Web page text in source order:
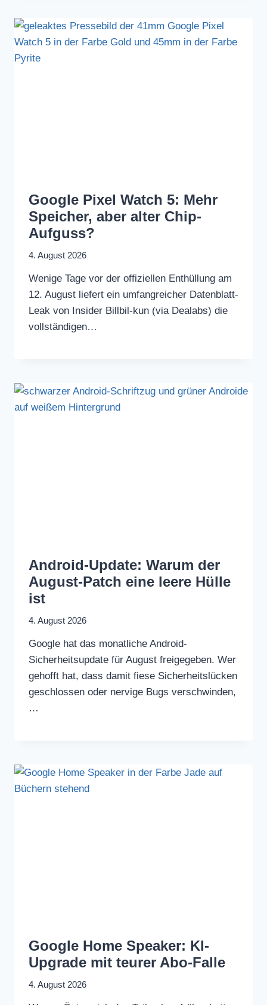
Google Pixel Watch 5: Mehr
Speicher, aber alter Chip-
Aufguss?
4. August 2026
Wenige Tage vor der offiziellen Enthüllung am
12. August liefert ein umfangreicher Datenblatt-
Leak von Insider Billbil-kun (via Dealabs) die
vollständigen…
Android-Update: Warum der
August-Patch eine leere Hülle
ist
4. August 2026
Google hat das monatliche Android-
Sicherheitsupdate für August freigegeben. Wer
gehofft hat, dass damit fiese Sicherheitslücken
geschlossen oder nervige Bugs verschwinden,
…
Google Home Speaker: KI-
Upgrade mit teurer Abo-Falle
4. August 2026